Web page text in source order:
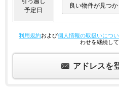
予定日
利用規約および個人情報の取扱いにつ
わせを継続して
アドレスを